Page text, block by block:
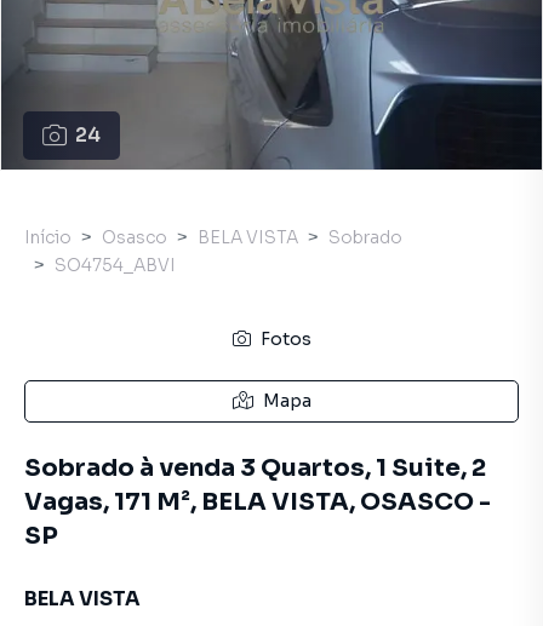
24
Início Osasco BELA VISTA
Sobrado
SO4754_ABVI
Fotos
Mapa
Sobrado à venda 3 Quartos, 1 Suite, 2
Vagas, 171 M², BELA VISTA, OSASCO -
SP
BELA VISTA